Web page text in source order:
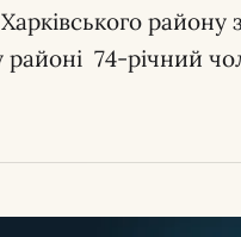
району
74-річний